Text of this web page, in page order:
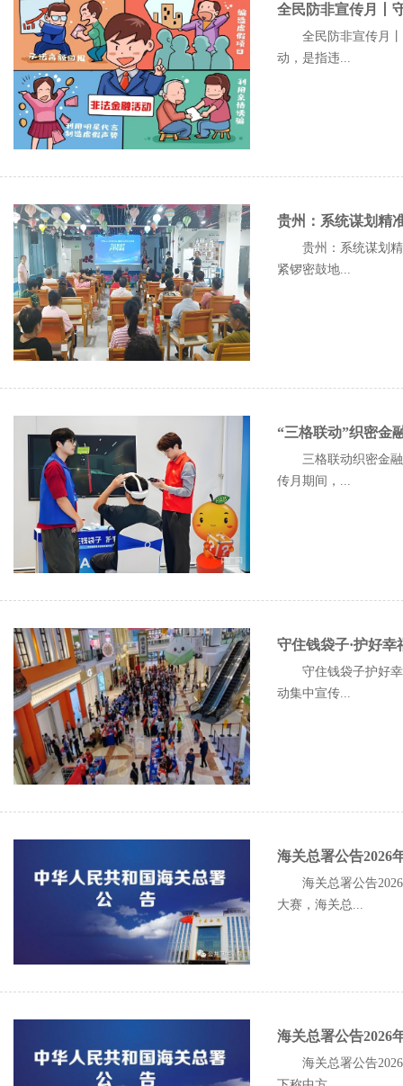
全民防非宣传月丨
全民防非宣传月
动，是指违...
贵州：系统谋划精
贵州：系统谋划
紧锣密鼓地...
“三格联动”织密金
三格联动织密金
传月期间，...
守住钱袋子·护好幸
守住钱袋子护好
动集中宣传...
海关总署公告2026
海关总署公告
大赛，海关总...
海关总署公告2026
海关总署公告